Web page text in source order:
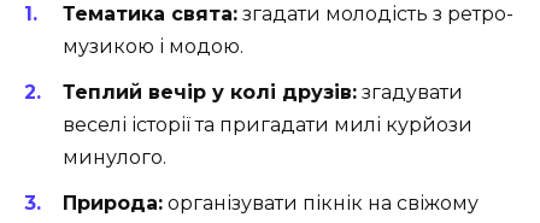
Тематика свята: згадати молодість з ретро-
музикою і модою.
Теплий вечір у колі друзів: згадувати
веселі історії та пригадати милі курйози
минулого.
Природа: організувати пікнік на свіжому